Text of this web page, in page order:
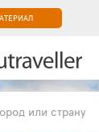
или страну